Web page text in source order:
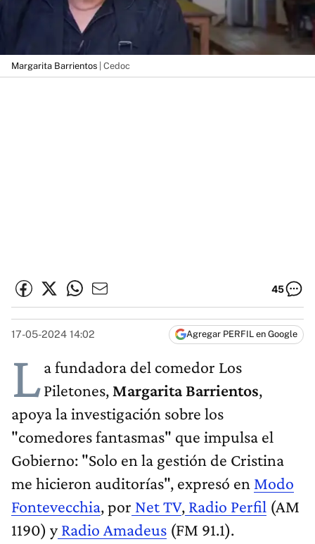
Margarita Barrientos | Cedoc
45
17-05-2024 14:02 Agregar PERFIL en Google
La fundadora del comedor Los
Piletones, Margarita Barrientos,
apoya la investigación sobre los
"comedores fantasmas" que impulsa el
Gobierno: "Solo en la gestión de Cristina
me hicieron auditorías", expresó en Modo
Fontevecchia, por Net TV, Radio Perfil (AM
1190) yRadio Amadeus (FM 91.1).